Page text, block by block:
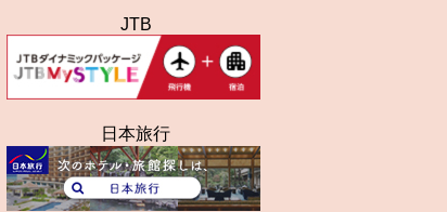
JTB
日本旅行